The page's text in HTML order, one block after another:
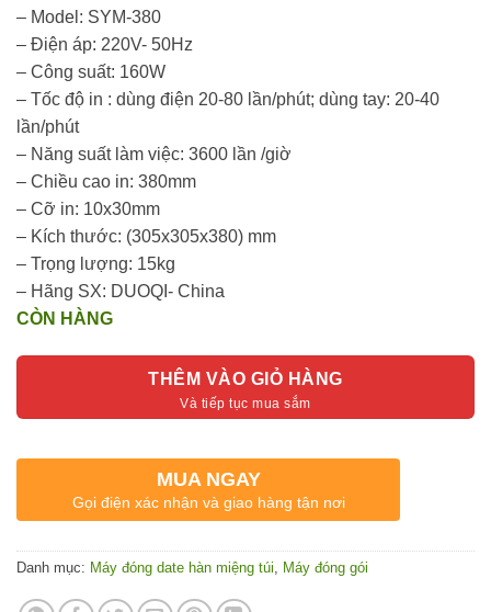
– Model: SYM-380
– Điện áp: 220V- 50Hz
– Công suất: 160W
– Tốc độ in : dùng điện 20-80 lần/phút; dùng tay: 20-40
lần/phút
– Năng suất làm việc: 3600 lần /giờ
– Chiều cao in: 380mm
– Cỡ in: 10x30mm
– Kích thước: (305x305x380) mm
– Trọng lượng: 15kg
– Hãng SX: DUOQI- China
CÒN HÀNG
THÊM VÀO GIỎ HÀNG
MUA NGAY
Gọi điện xác nhận và giao hàng tận nơi
Danh mục: Máy đóng date hàn miệng túi, Máy đóng gói